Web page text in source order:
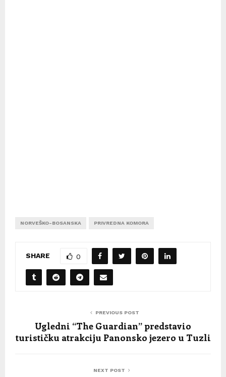
NORVEŠKO-BOSANSKA PRIVREDNA KOMORA
SHARE 0
PREVIOUS POST
Ugledni “The Guardian” predstavio
turističku atrakciju Panonsko jezero u Tuzli
NEXT POST